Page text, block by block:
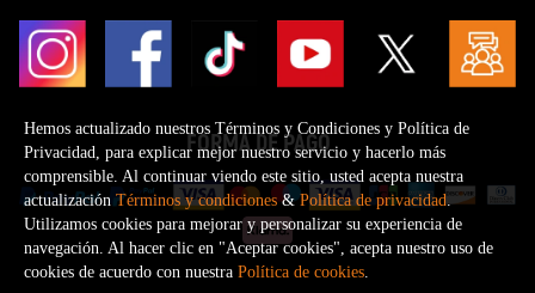
FORMA DE PAGO
Hemos actualizado nuestros Términos y Condiciones y Política de
Privacidad, para explicar mejor nuestro servicio y hacerlo más
comprensible. Al continuar viendo este sitio, usted acepta nuestra
actualización Términos y condiciones&Política de privacidad.
Utilizamos cookies para mejorar y personalizar su experiencia de
navegación. Al hacer clic en "Aceptar cookies", acepta nuestro uso de
cookies de acuerdo con nuestra Política de cookies.